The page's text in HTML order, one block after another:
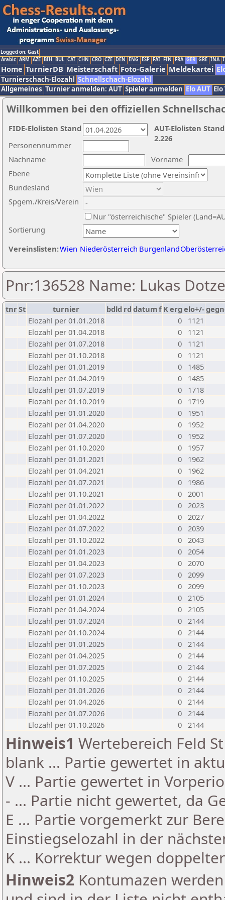
Logged on: Gast
Arabic ARM AZE BIH BUL CAT CHN CRO CZE DEN ENG ESP FAI FIN FRA GER GRE INA
Home TurnierDB Meisterschaft Foto-Galerie Meldekartei
Turnierschach-Elozahl Schnellschach-Elozahl
Allgemeines Turnier anmelden: AUT Spieler anmelden Elo AUT
Willkommen bei den offiziellen
Nachname
Vorname
Ebene
Sortierung
Personennummer
Bundesland
Spgem./Kreis/Verein
Nur "österreichische" Spieler
Vereinslisten:Wien Niederösterreich Burgenland
AUT-Elolisten
2.226
FIDE-Elolisten Stand
Pnr:136528 Name: Lukas
tnrSt turnier bdld rd datumf Kerg elo+/-
Elozahl per 01.01.2018
0
1121
Elozahl per 01.04.2018
0
1121
Elozahl per 01.07.2018
0
1121
Elozahl per 01.10.2018
0
1121
Elozahl per 01.01.2019
0
1485
Elozahl per 01.04.2019
0
1485
Elozahl per 01.07.2019
0
1718
Elozahl per 01.10.2019
0
1719
Elozahl per 01.01.2020
0
1951
Elozahl per 01.04.2020
0
1952
Elozahl per 01.07.2020
0
1952
Elozahl per 01.10.2020
0
1957
Elozahl per 01.01.2021
0
1962
Elozahl per 01.04.2021
0
1962
Elozahl per 01.07.2021
0
1986
Elozahl per 01.10.2021
0 2001
Elozahl per 01.01.2022
0 2023
Elozahl per 01.04.2022
0 2027
Elozahl per 01.07.2022
0 2039
Elozahl per 01.10.2022
0 2043
Elozahl per 01.01.2023
0 2054
Elozahl per 01.04.2023
0 2070
Elozahl per 01.07.2023
0 2099
Elozahl per 01.10.2023
0 2099
Elozahl per 01.01.2024
0 2105
Elozahl per 01.04.2024
0 2105
Elozahl per 01.07.2024
0 2144
Elozahl per 01.10.2024
0 2144
Elozahl per 01.01.2025
0 2144
Elozahl per 01.04.2025
0 2144
Elozahl per 01.07.2025
0 2144
Elozahl per 01.10.2025
0 2144
Elozahl per 01.01.2026
0 2144
Elozahl per 01.04.2026
0 2144
Elozahl per 01.07.2026
0 2144
Elozahl per 01.10.2026
0 2144
Hinweis1 Wertebereich Feld
blank ... Partie gewertet in
V ... Partie gewertet in
- ... Partie nicht gewertet, da
E ... Partie vorgemerkt zur
Einstiegselozahl in der
K ... Korrektur wegen
Hinweis2 Kontumazen